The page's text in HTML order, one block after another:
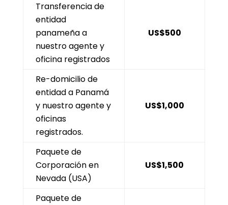
Transferencia de
entidad
panameña a
nuestro agente y
oficina registrados
US$500
Re-domicilio de
entidad a Panamá
y nuestro agente y
oficinas
registrados.
US$1,000
Paquete de
Corporación en
Nevada (USA)
US$1,500
Paquete de